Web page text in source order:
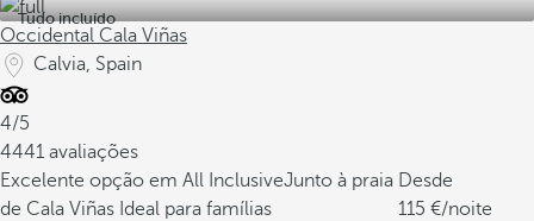
Tudo incluído
Occidental Cala Viñas
Calvia, Spain
4/5
4441 avaliações
Excelente opção em All InclusiveJunto à praia
de Cala Viñas Ideal para famílias
Desde
115
/noite